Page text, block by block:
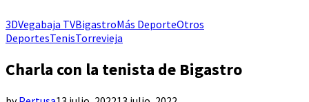
3DVegabaja TVBigastroMás DeporteOtros
DeportesTenisTorrevieja
Charla con la tenista de Bigastro